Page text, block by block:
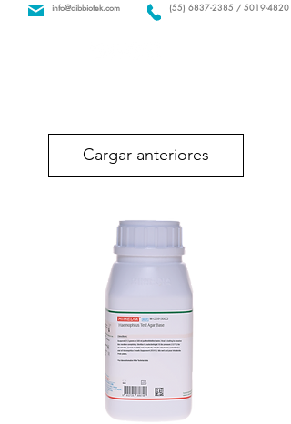
(55) 6837-2385 / 5019-4820
info@dibbiotek.com
Cargar anteriores